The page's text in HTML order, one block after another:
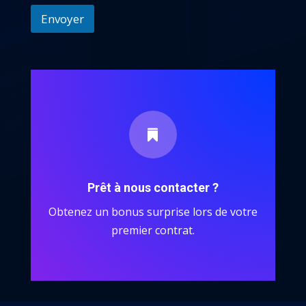
Envoyer

Prêt à nous contacter ?
Obtenez un bonus surprise lors de votre
premier contrat.